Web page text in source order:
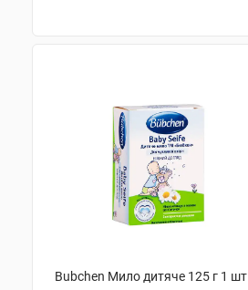
Bubchen Мило дитяче 125 г 1 шт